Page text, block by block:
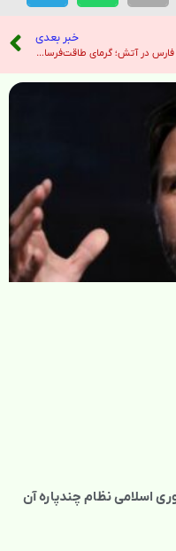
خبر بعدی
خلیج فارس در آتش؛ گرمای طاقت‌فرسا و رطوبت بالا، حیات منطقه را تهدید می‌کند – صدای آمریکا
اسلامی نظام چندپاره آن